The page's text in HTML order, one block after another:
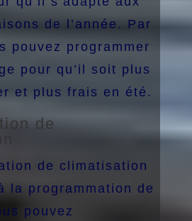
de l’année. Par
pouvez programmer
pour qu’il soit plus
et plus frais en été.
de
de climatisation
la programmation de
pouvez